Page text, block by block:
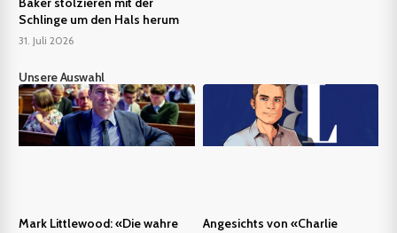
Schlinge um den Hals herum
31. Juli 2026
Unsere Auswahl
Mark Littlewood: «Die wahre
Angesichts von «Charlie